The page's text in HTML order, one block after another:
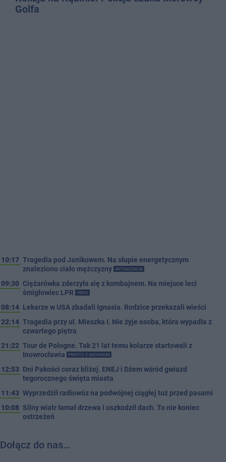
Golfa
10:17 Tragedia pod Janikowem. Na słupie energetycznym
znaleziono ciało mężczyzny
AKTUALIZACJA
09:30 Ciężarówka zderzyła się z kombajnem. Na miejsce leci
śmigłowiec LPR
VIDEO
08:14 Lekarze w USA zbadali Ignasia. Rodzice przekazali wieści
22:14 Tragedia przy ul. Mieszka I. Nie żyje osoba, która wypadła z
czwartego piętra
21:22 Tour de Pologne. Tak 21 lat temu kolarze startowali z
Inowrocławia
PROSTO Z ARCHIWUM
12:53 Dni Pakości coraz bliżej. ENEJ i Dżem wśród gwiazd
tegorocznego święta miasta
11:43 Wyprzedził radiowóz na podwójnej ciągłej tuż przed pasami
10:08 Silny wiatr łamał drzewa i uszkodził dach. To nie koniec
ostrzeżeń
Dołącz do nas…